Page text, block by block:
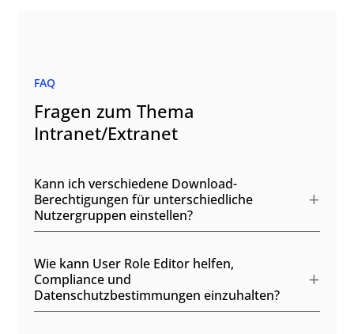
FAQ
Fragen zum Thema
Intranet/Extranet
Kann ich verschiedene Download-
Berechtigungen für unterschiedliche
Nutzergruppen einstellen?
Wie kann User Role Editor helfen,
Compliance und
Datenschutzbestimmungen einzuhalten?